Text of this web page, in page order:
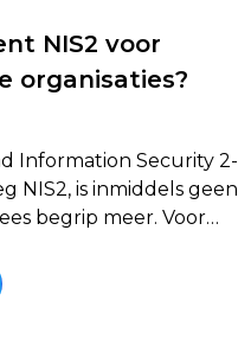
NIS2 voor
organisaties?
Information Security 2-
NIS2, is inmiddels geen
begrip meer. Voor
is het een
afdwingbare